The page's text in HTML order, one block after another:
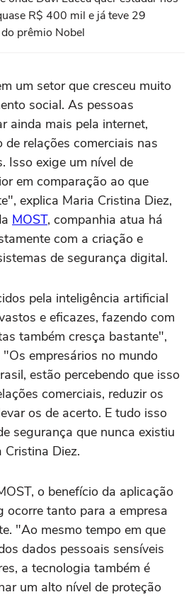
R$ 400 mil e já teve 29
prêmio Nobel
um setor que cresceu muito
social. As pessoas
ainda mais pela internet,
relações comerciais nas
Isso exige um nível de
em comparação ao que
explica Maria Cristina Diez,
MOST, companhia atua há
com a criação e
de segurança digital.
pela inteligência artificial
e eficazes, fazendo com
também cresça bastante",
empresários no mundo
estão percebendo que isso
comerciais, reduzir os
os de acerto. E tudo isso
segurança que nunca existiu
Diez.
o benefício da aplicação
ocorre tanto para a empresa
"Ao mesmo tempo em que
dados pessoais sensíveis
a tecnologia também é
um alto nível de proteção